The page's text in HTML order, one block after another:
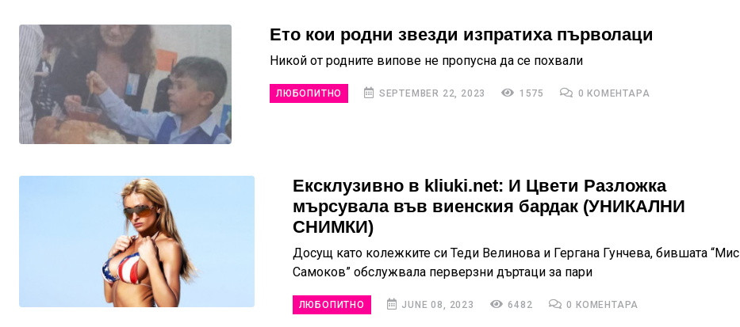
Ето кои родни звезди изпратиха първолаци
Никой от родните випове не пропусна да се похвали
ЛЮБОПИТНО SEPTEMBER 22, 2023 1575 0 КОМЕНТАРА
Ексклузивно в kliuki.net: И Цвети Разложка
мърсувала във виенския бардак (УНИКАЛНИ
СНИМКИ)
Досущ като колежките си Теди Велинова и Гергана Гунчева, бившата “Мис
Самоков” обслужвала перверзни дъртаци за пари
ЛЮБОПИТНО JUNE 08, 2023 6482 0 КОМЕНТАРА